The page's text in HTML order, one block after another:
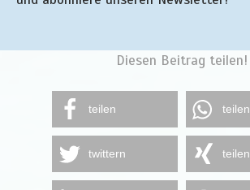
Diesen Beitrag teilen!
teilen teilen
twittern teilen